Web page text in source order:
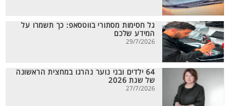
גל חסימות מסתורי בווטסאפ: כך תשמרו על
המידע שלכם
29/7/2026
64 ילדים ובני נוער נהרגו במחצית הראשונה
של שנת 2026
27/7/2026